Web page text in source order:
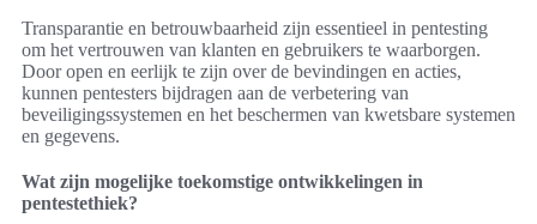
Transparantie en betrouwbaarheid zijn essentieel in pentesting
om het vertrouwen van klanten en gebruikers te waarborgen.
Door open en eerlijk te zijn over de bevindingen en acties,
kunnen pentesters bijdragen aan de verbetering van
beveiligingssystemen en het beschermen van kwetsbare systemen
en gegevens.
Wat zijn mogelijke toekomstige ontwikkelingen in
pentestethiek?